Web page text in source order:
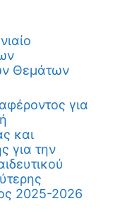
Θεμάτων
για
και
για την
2025-2026